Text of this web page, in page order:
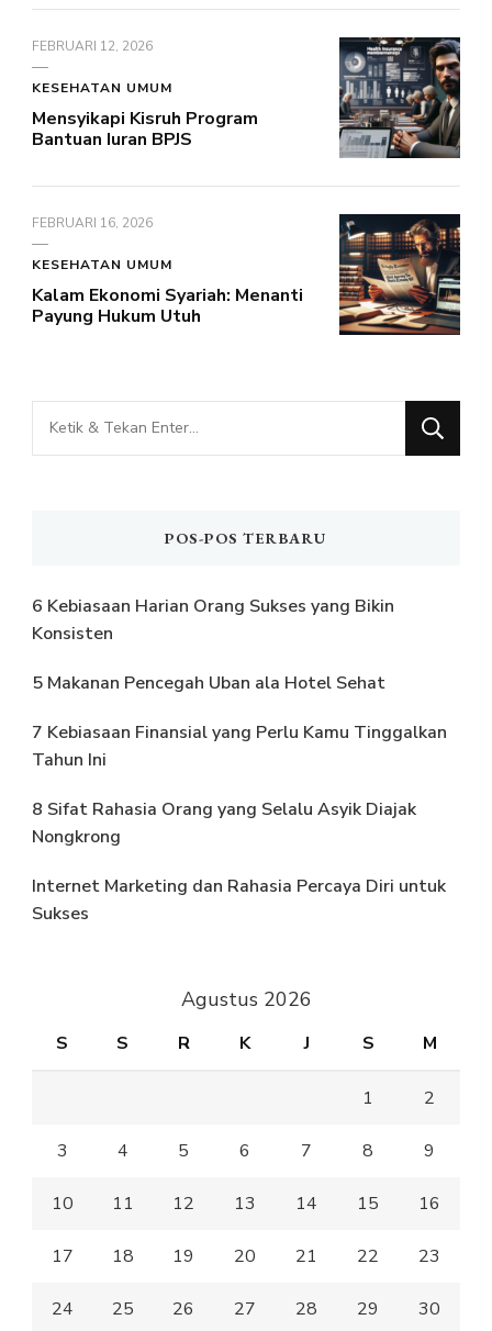
FEBRUARI 12, 2026
KESEHATAN UMUM
Mensyikapi Kisruh Program
Bantuan Iuran BPJS
FEBRUARI 16, 2026
KESEHATAN UMUM
Kalam Ekonomi Syariah: Menanti
Payung Hukum Utuh
Mencari
Sesuatu?
POS-POS TERBARU
6 Kebiasaan Harian Orang Sukses yang Bikin
Konsisten
5 Makanan Pencegah Uban ala Hotel Sehat
7 Kebiasaan Finansial yang Perlu Kamu Tinggalkan
Tahun Ini
8 Sifat Rahasia Orang yang Selalu Asyik Diajak
Nongkrong
Internet Marketing dan Rahasia Percaya Diri untuk
Sukses
Agustus 2026
S S R K J S M
1 2
3 4 5 6 7 8 9
10 11 12 13 14 15 16
17 18 19 20 21 22 23
24 25 26 27 28 29 30